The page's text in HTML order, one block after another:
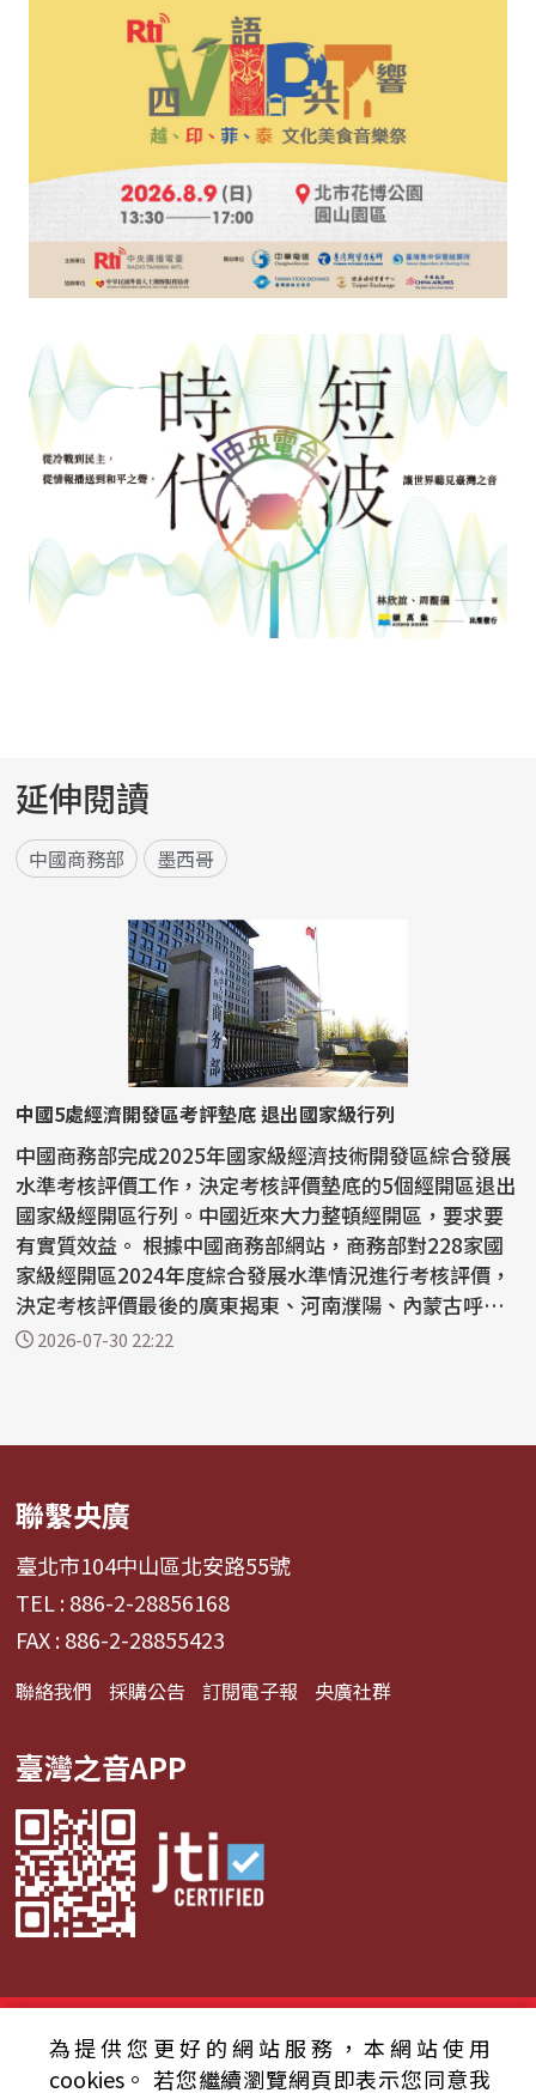
延伸閱讀
中國商務部 墨西哥
中國5處經濟開發區考評墊底 退出國家級行列
中國商務部完成2025年國家級經濟技術開發區綜合發展
水準考核評價工作，決定考核評價墊底的5個經開區退出
國家級經開區行列。中國近來大力整頓經開區，要求要
有實質效益。 根據中國商務部網站，商務部對228家國
家級經開區2024年度綜合發展水準情況進行考核評價，
決定考核評價最後的廣東揭東、河南濮陽、內蒙古呼倫
貝...2026-07-30 22:22
聯繫央廣
臺北市104中山區北安路55號
TEL : 886-2-28856168
FAX : 886-2-28855423
聯絡我們 採購公告 訂閱電子報 央廣社群
臺灣之音APP
© 2024財團法人中央廣播電臺 版權所有
資通安全政策聲明
服務條款 隱私權條款
為提供您更好的網站服務，本網站使用
cookies。 若您繼續瀏覽網頁即表示您同意我